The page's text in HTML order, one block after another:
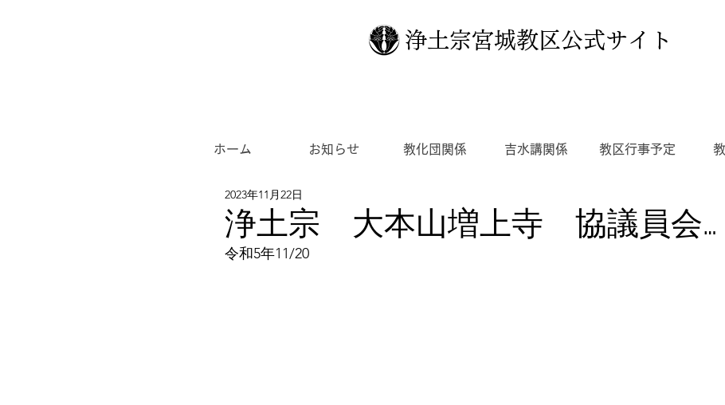
浄土宗宮城教区公式サイト
ホーム お知らせ 教化団関係 吉水講関係 教区行事予定
浄土宗 大本山増上寺 協議員会…
2023年11月22日
令和5年11/20